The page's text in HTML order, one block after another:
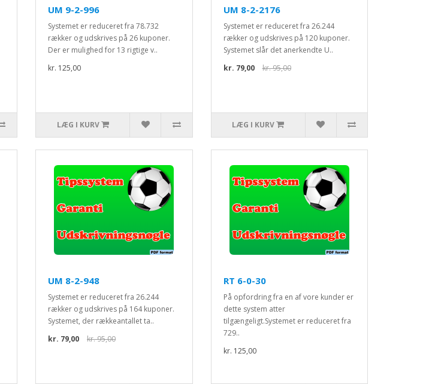
UM 9-2-996
Systemet er reduceret fra 78.732
rækker og udskrives på 26 kuponer.
Der er mulighed for 13 rigtige v..
kr. 125,00
LÆG I KURV
UM 8-2-2176
Systemet er reduceret fra 26.244
rækker og udskrives på 120 kuponer.
Systemet slår det anerkendte U..
kr. 79,00
kr. 95,00
LÆG I KURV
UM 8-2-948
Systemet er reduceret fra 26.244
rækker og udskrives på 164 kuponer.
Systemet, der rækkeantallet ta..
kr. 79,00
kr. 95,00
RT 6-0-30
På opfordring fra en af vore kunder er
dette system atter
tilgængeligt.Systemet er reduceret fra
729..
kr. 125,00